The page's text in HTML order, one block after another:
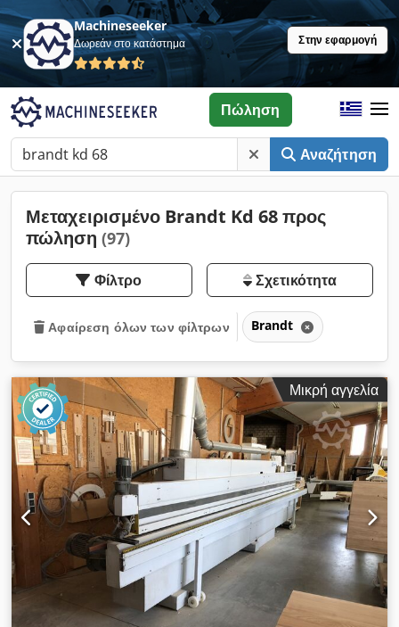
Machineseeker
Δωρεάν στο κατάστημα Στην εφαρμογή
Αναζήτηση
Πώληση
Μεταχειρισμένο Brandt Kd 68 προς
πώληση (97)
Φίλτρο Σχετικότητα
Αφαίρεση όλων των φίλτρων Brandt
Μικρή αγγελία